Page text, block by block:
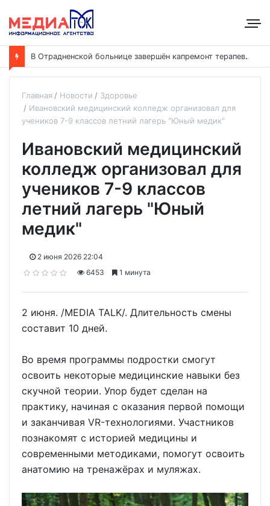
В
Отрадненской больнице завершён капремонт терапевтического корпуса
Главная Новости
Здоровье
Ивановский медицинский колледж организовал для
учеников 7-9 классов летний лагерь "Юный медик"
Ивановский медицинский
колледж организовал для
учеников 7-9 классов
летний лагерь "Юный
медик"
2 июня 2026 22:04
6453
1 минута
2 июня. /MEDIA TALK/. Длительность смены
составит 10 дней.
Во время программы подростки смогут
освоить некоторые медицинские навыки без
скучной теории. Упор будет сделан на
практику, начиная с оказания первой помощи
и заканчивая VR-технологиями. Участников
познакомят с историей медицины и
современными методиками, помогут освоить
анатомию на тренажёрах и муляжах.